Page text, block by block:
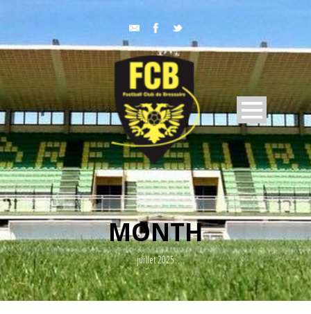
MONTH
juillet 2025